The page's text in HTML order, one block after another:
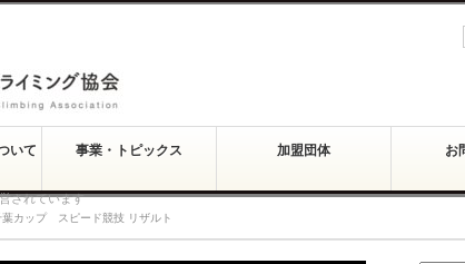
されています
いて 事業・トピックス 加盟団体 お
葉カップ スピード競技 リザルト